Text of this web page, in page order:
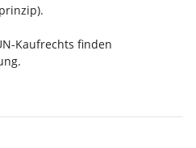
Kaufrechts finden